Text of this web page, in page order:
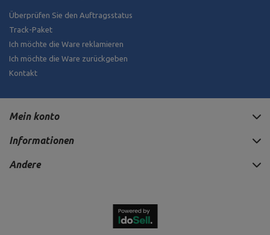
Überprüfen Sie den Auftragsstatus
Track-Paket
Ich möchte die Ware reklamieren
Ich möchte die Ware zurückgeben
Kontakt
Mein konto
Informationen
Andere